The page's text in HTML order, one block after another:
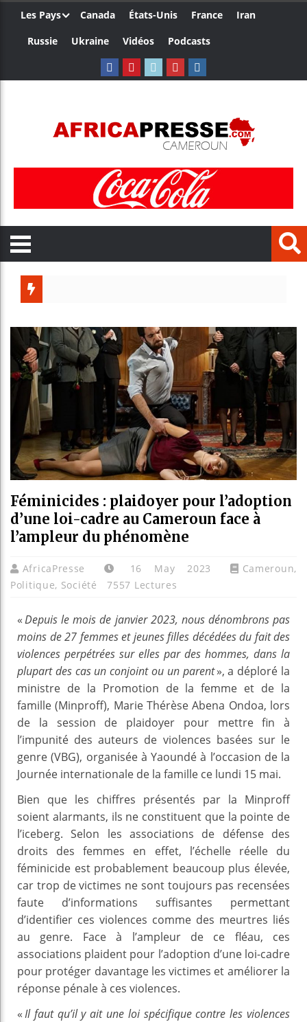
Les Pays Canada États-Unis France
Iran
Russie
Ukraine Vidéos Podcasts
Bénin :
Aliko
Féminicides : plaidoyer pour l’adoption
d’une loi-cadre au Cameroun face à
l’ampleur du phénomène
AfricaPresse 16 May 2023 Cameroun,
Politique, Société 7557 Lectures
«Depuis le mois de janvier 2023, nous dénombrons pas
moins de 27 femmes et jeunes filles décédées du fait des
violences perpétrées sur elles par des hommes, dans la
plupart des cas un conjoint ou un parent», a déploré la
ministre de la Promotion de la femme et de la
famille (Minproff), Marie Thérèse Abena Ondoa, lors
de la session de plaidoyer pour mettre fin à
l’impunité des auteurs de violences basées sur le
genre (VBG), organisée à Yaoundé à l’occasion de la
Journée internationale de la famille ce lundi 15 mai.
Bien que les chiffres présentés par la Minproff
soient alarmants, ils ne constituent que la pointe de
l’iceberg. Selon les associations de défense des
droits des femmes en effet, l’échelle réelle du
féminicide est probablement beaucoup plus élevée,
car trop de victimes ne sont toujours pas recensées
faute d’informations suffisantes permettant
d’identifier ces violences comme des meurtres liés
au genre. Face à l’ampleur de ce fléau, ces
associations plaident pour l’adoption d’une loi-cadre
pour protéger davantage les victimes et améliorer la
réponse pénale à ces violences.
«Il faut qu’il y ait une loi spécifique contre les violences